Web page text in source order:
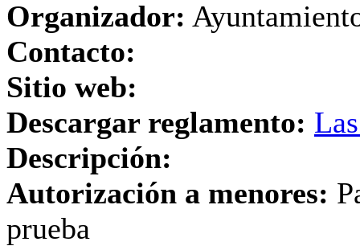
Organizador:
Contacto:
Sitio web:
Descargar reglamento:
Descripción:
Autorización a menores:
prueba